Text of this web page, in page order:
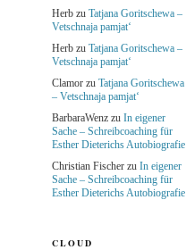
Herbzu Tatjana Goritschewa –
Vetschnaja pamjat‘
Herbzu Tatjana Goritschewa –
Vetschnaja pamjat‘
Clamorzu Tatjana Goritschewa
– Vetschnaja pamjat‘
BarbaraWenzzu In eigener
Sache – Schreibcoaching für
Esther Dieterichs Autobiografie
Christian Fischerzu In eigener
Sache – Schreibcoaching für
Esther Dieterichs Autobiografie
CLOUD